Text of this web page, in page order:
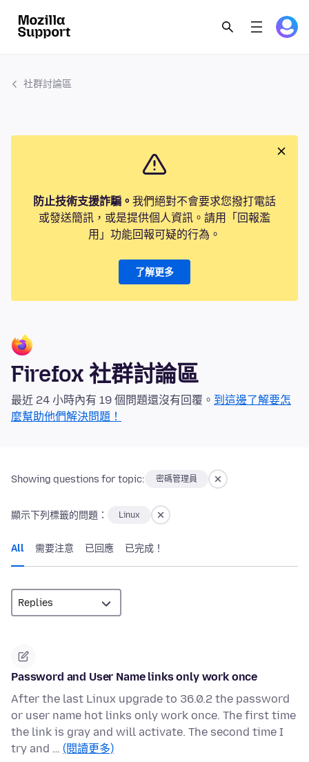
社群討論區
防止技術支援詐騙。 我們絕對不會要求您撥打電話
或發送簡訊，或是提供個人資訊。請用「回報濫
用」功能回報可疑的行為。
了解更多
Firefox 社群討論區
最近 24 小時內有 19 個問題還沒有回覆。 到這邊了解要怎
麼幫助他們解決問題！
Showing questions for topic: 密碼管理員
顯示下列標籤的問題： Linux
All 需要注意 已回應 已完成！
Password and User Name links only work once
After the last Linux upgrade to 36.0.2 the password
or user name hot links only work once. The first time
the link is gray and will activate. The second time I
try and … (閱讀更多)